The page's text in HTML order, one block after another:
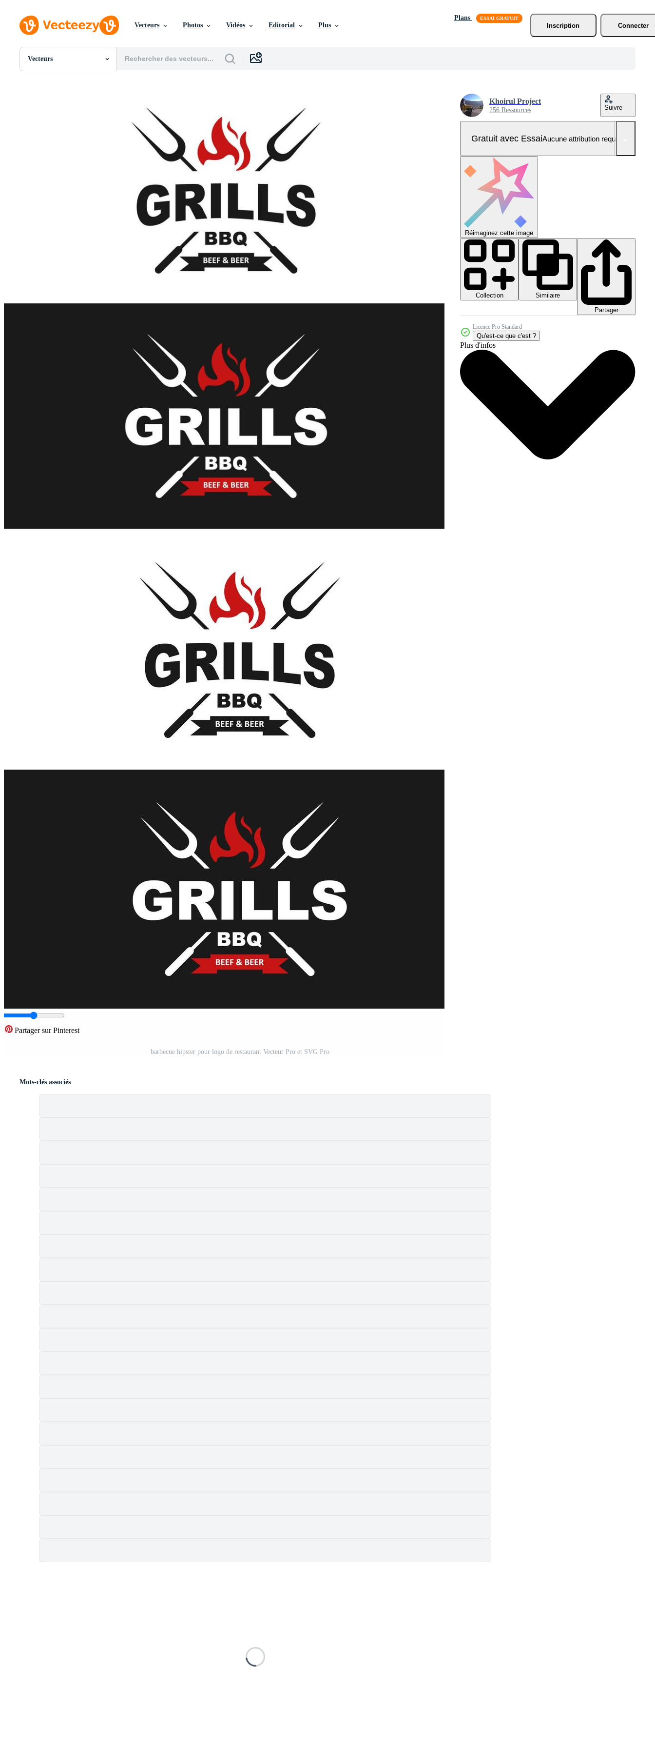
Vecteurs Photos Vidéos Editorial Plus
Plans
Inscription
Connecter
Vecteurs
Toutes Images
Partager sur Pinterest
barbecue hipster pour logo de restaurant Vecteur Pro et SVG Pro
Khoirul Project
256 Ressources Suivre
Gratuit avec EssaiAucune attribution requise
Réimaginez cette image
Collection
Similaire
Partager
Licence Pro Standard
Qu'est-ce que c'est ?
Plus d'infos
Mots-clés associés